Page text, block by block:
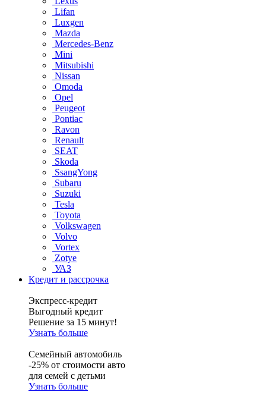
Lifan
Luxgen
Mazda
Mercedes-Benz
Mini
Mitsubishi
Nissan
Omoda
Opel
Peugeot
Pontiac
Ravon
Renault
SEAT
Skoda
SsangYong
Subaru
Suzuki
Tesla
Toyota
Volkswagen
Volvo
Vortex
Zotye
УАЗ
Кредит и рассрочка
Экспресс-кредит
Выгодный кредит
Решение за 15 минут!
Узнать больше
Семейный автомобиль
-25% от стоимости авто
для семей с детьми
Узнать больше